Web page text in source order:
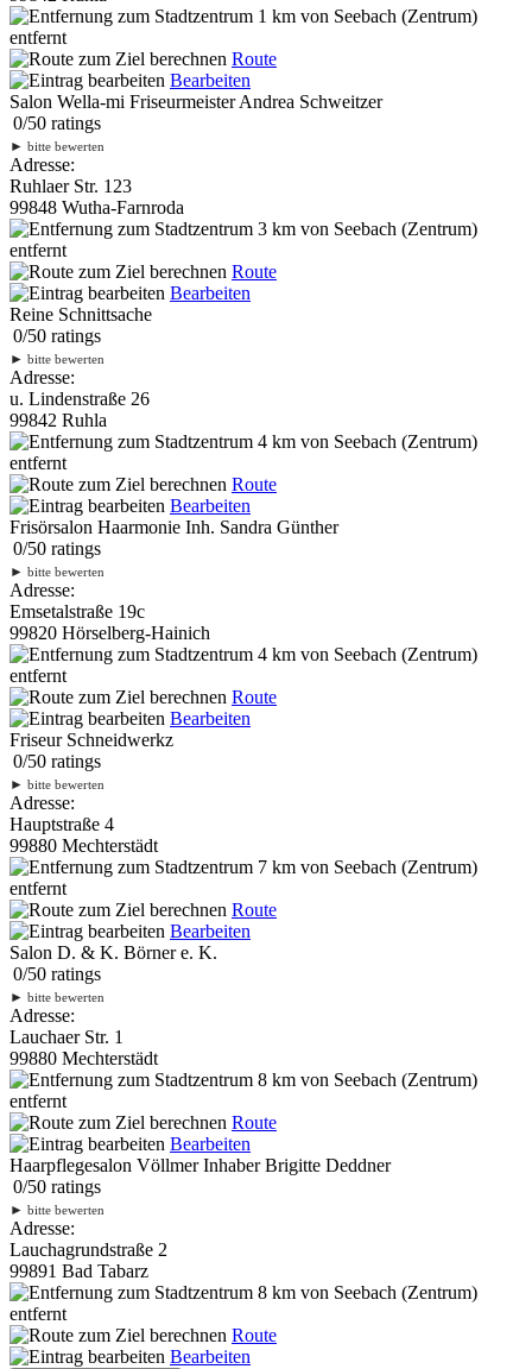
1 km von Seebach (Zentrum)
entfernt
Route
Bearbeiten
Salon Wella-mi Friseurmeister Andrea Schweitzer
0/50 ratings
► bitte bewerten
Adresse:
Ruhlaer Str. 123
99848 Wutha-Farnroda
3 km von Seebach (Zentrum)
entfernt
Route
Bearbeiten
Reine Schnittsache
0/50 ratings
► bitte bewerten
Adresse:
u. Lindenstraße 26
99842 Ruhla
4 km von Seebach (Zentrum)
entfernt
Route
Bearbeiten
Frisörsalon Haarmonie Inh. Sandra Günther
0/50 ratings
► bitte bewerten
Adresse:
Emsetalstraße 19c
99820 Hörselberg-Hainich
4 km von Seebach (Zentrum)
entfernt
Route
Bearbeiten
Friseur Schneidwerkz
0/50 ratings
► bitte bewerten
Adresse:
Hauptstraße 4
99880 Mechterstädt
7 km von Seebach (Zentrum)
entfernt
Route
Bearbeiten
Salon D. & K. Börner e. K.
0/50 ratings
► bitte bewerten
Adresse:
Lauchaer Str. 1
99880 Mechterstädt
8 km von Seebach (Zentrum)
entfernt
Route
Bearbeiten
Haarpflegesalon Völlmer Inhaber Brigitte Deddner
0/50 ratings
► bitte bewerten
Adresse:
Lauchagrundstraße 2
99891 Bad Tabarz
8 km von Seebach (Zentrum)
entfernt
Route
Bearbeiten